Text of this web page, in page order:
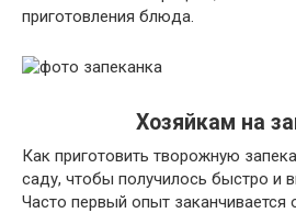
приготовления блюда.
Хозяйкам на
Как приготовить творожную
саду, чтобы получилось быстро и
Часто первый опыт заканчивается